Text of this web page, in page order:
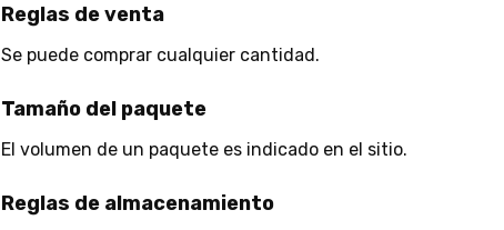
Reglas de venta
Se puede comprar cualquier cantidad.
Tamaño del paquete
El volumen de un paquete es indicado en el sitio.
Reglas de almacenamiento